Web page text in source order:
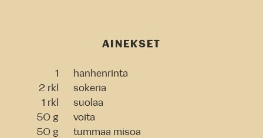
AINEKSET
1
hanhenrinta
2 rkl
sokeria
1 rkl
suolaa
50 g
voita
50 g
tummaa misoa